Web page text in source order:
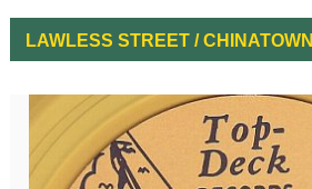
LAWLESS STREET / CHINATOWN